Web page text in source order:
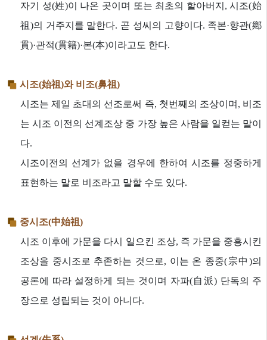
자기 성(姓)이 나온 곳이며 또는 최초의 할아버지, 시조(始
祖)의 거주지를 말한다. 곧 성씨의 고향이다. 족본·향관(鄕
貫)·관적(貫籍)·본(本)이라고도 한다.
시조(始祖)와 비조(鼻祖)
시조는 제일 초대의 선조로써 즉, 첫번째의 조상이며, 비조
는 시조 이전의 선계조상 중 가장 높은 사람을 일컫는 말이
다.
시조이전의 선계가 없을 경우에 한하여 시조를 정중하게
표현하는 말로 비조라고 말할 수도 있다.
중시조(中始祖)
시조 이후에 가문을 다시 일으킨 조상, 즉 가문을 중흥시킨
조상을 중시조로 추존하는 것으로, 이는 온 종중(宗中)의
공론에 따라 설정하게 되는 것이며 자파(自派) 단독의 주
장으로 성립되는 것이 아니다.